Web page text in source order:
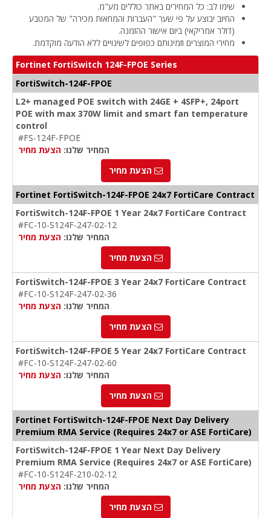
שימו לב: כל המחירים באתר כוללים מע"מ.
החיוב יבוצע על פי שער "העברות והמחאות מכירה" של המטבע
(דולר אמריקאי) ביום אישור ההזמנה.
מחירי המוצרים וזמינותם כפופים לשינויים ללא הודעה מוקדמת.
Fortinet FortiSwitch 124F-FPOE Series
FortiSwitch-124F-FPOE
L2+ managed POE switch with 24GE + 4SFP+, 24port
POE with max 370W limit and smart fan temperature
control
#FS-124F-FPOE
המחיר שלנו: הצעת מחיר
הצעת מחיר
Fortinet FortiSwitch-124F-FPOE 24x7 FortiCare Contract
FortiSwitch-124F-FPOE 1 Year 24x7 FortiCare Contract
#FC-10-S124F-247-02-12
המחיר שלנו: הצעת מחיר
הצעת מחיר
FortiSwitch-124F-FPOE 3 Year 24x7 FortiCare Contract
#FC-10-S124F-247-02-36
המחיר שלנו: הצעת מחיר
הצעת מחיר
FortiSwitch-124F-FPOE 5 Year 24x7 FortiCare Contract
#FC-10-S124F-247-02-60
המחיר שלנו: הצעת מחיר
הצעת מחיר
Fortinet FortiSwitch-124F-FPOE Next Day Delivery
Premium RMA Service (Requires 24x7 or ASE FortiCare)
FortiSwitch-124F-FPOE 1 Year Next Day Delivery
Premium RMA Service (Requires 24x7 or ASE FortiCare)
#FC-10-S124F-210-02-12
המחיר שלנו: הצעת מחיר
הצעת מחיר